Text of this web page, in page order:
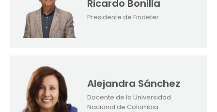
Ricardo Bonilla
Presidente de Findeter
Alejandra Sánchez
Docente de la Universidad
Nacional de Colombia